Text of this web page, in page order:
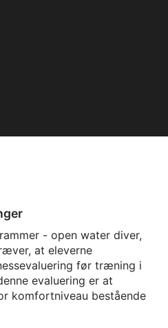
- open water diver,
at eleverne
før træning i
evaluering er at
komfortniveau bestående